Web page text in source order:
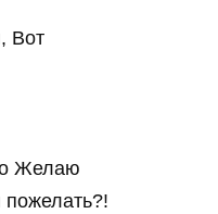
Вот
Желаю
пожелать?!